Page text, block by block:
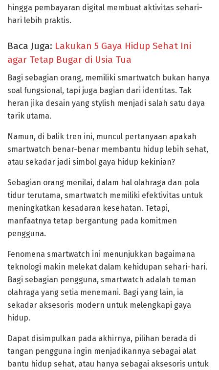
hingga pembayaran digital membuat aktivitas sehari-
hari lebih praktis.
Baca Juga: Lakukan 5 Gaya Hidup Sehat Ini
agar Tetap Bugar di Usia Tua
Bagi sebagian orang, memiliki smartwatch bukan hanya
soal fungsional, tapi juga bagian dari identitas. Tak
heran jika desain yang stylish menjadi salah satu daya
tarik utama.
Namun, di balik tren ini, muncul pertanyaan apakah
smartwatch benar-benar membantu hidup lebih sehat,
atau sekadar jadi simbol gaya hidup kekinian?
Sebagian orang menilai, dalam hal olahraga dan pola
tidur terutama, smartwatch memiliki efektivitas untuk
meningkatkan kesadaran kesehatan. Tetapi,
manfaatnya tetap bergantung pada komitmen
pengguna.
Fenomena smartwatch ini menunjukkan bagaimana
teknologi makin melekat dalam kehidupan sehari-hari.
Bagi sebagian pengguna, smartwatch adalah teman
olahraga yang setia menemani. Bagi yang lain, ia
sekadar aksesoris modern untuk melengkapi gaya
hidup.
Dapat disimpulkan pada akhirnya, pilihan berada di
tangan pengguna ingin menjadikannya sebagai alat
bantu hidup sehat, atau hanya sebagai aksesoris untuk